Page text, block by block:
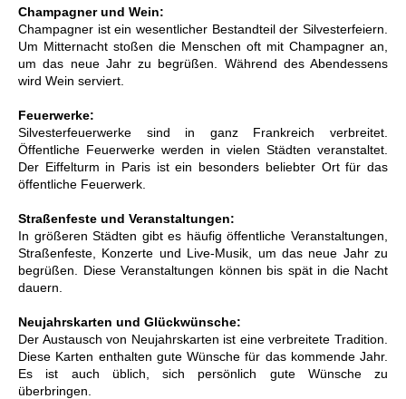
Champagner und Wein:
Champagner ist ein wesentlicher Bestandteil der Silvesterfeiern.
Um Mitternacht stoßen die Menschen oft mit Champagner an,
um das neue Jahr zu begrüßen. Während des Abendessens
wird Wein serviert.
Feuerwerke:
Silvesterfeuerwerke sind in ganz Frankreich verbreitet.
Öffentliche Feuerwerke werden in vielen Städten veranstaltet.
Der Eiffelturm in Paris ist ein besonders beliebter Ort für das
öffentliche Feuerwerk.
Straßenfeste und Veranstaltungen:
In größeren Städten gibt es häufig öffentliche Veranstaltungen,
Straßenfeste, Konzerte und Live-Musik, um das neue Jahr zu
begrüßen. Diese Veranstaltungen können bis spät in die Nacht
dauern.
Neujahrskarten und Glückwünsche:
Der Austausch von Neujahrskarten ist eine verbreitete Tradition.
Diese Karten enthalten gute Wünsche für das kommende Jahr.
Es ist auch üblich, sich persönlich gute Wünsche zu
überbringen.